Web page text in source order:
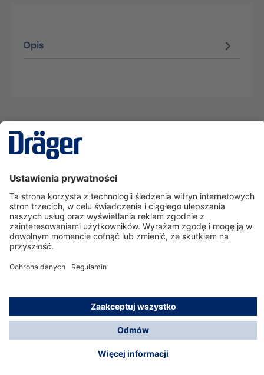
Opis
Serwisowa linia hotline
O nas
Korzystanie ze sklepu
© Dräger Polska Sp. z o.o., 2025
*Wszystkie ceny bez VAT, na warunkach opisanych w